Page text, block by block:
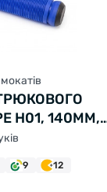
H01, 140ММ,
9 12